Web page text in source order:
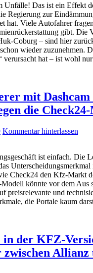
Unfälle! Das ist ein Effekt
Regierung zur
hat. Viele Autofahrer
gibt. Die
Coburg – sind hier
wieder zuzunehmen.
verursacht hat – ist wohl
mit Dashcam
die
Kommentar hinterlassen
ist einfach. Die
Unterscheidungsmerkmal
Check24 den Kfz-Markt
könnte vor dem Aus
preisrelevante und
die Portale kaum
in der KFZ-
zwischen